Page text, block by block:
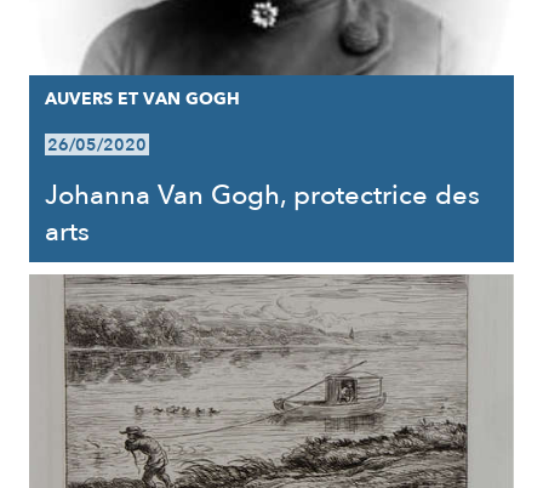
AUVERS ET VAN GOGH
26/05/2020
Johanna Van Gogh, protectrice des
arts